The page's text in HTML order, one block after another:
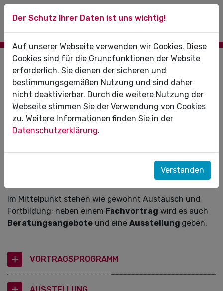
Termine
Tag der offenen Tür:28.06.2023
Auch in diesem Jahr werden wir wieder einen Tag der
offenen Tür durchführen. Alle Zahnärzt:innen und ihre
Praxisteams sind herzlich eingeladen, uns an diesem
28. Juni 2023 (Mittwoch), ab 12:30 Uhr
Doctor-Eisenbart-Ring 1, 39120 Magdeburg
Im Mittelpunkt stehen wie gewohnt Austausch und
Fortbildung; neben einem Fachvortrag wird es auch
Beratungsangebote und eine Ausstellung geben.
VORTRAGSPROGRAMM
Der Schutz Ihrer Daten ist uns wichtig!
Auf unserer Webseite verwenden wir Cookies. Diese
Cookies sind für die Grundfunktionen der Website
erforderlich. Sie dienen der sicheren und
bestimmungsgemäßen Nutzung und sind daher
nicht deaktivierbar. Durch die weitere Nutzung der
Webseite stimmen Sie der Verwendung von Cookies
zu. Weitere Informationen finden Sie in der
Datenschutzerklärung.
Verstanden